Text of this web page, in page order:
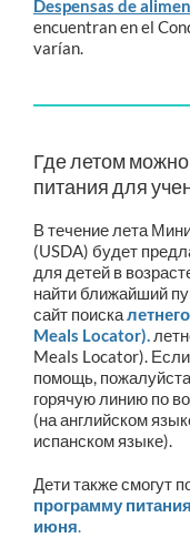
Despensas de
encuentran en el
varían.
Где летом
питания для
В течение лета
(USDA) будет
для детей в
найти ближайший
сайт поиска
Meals Locator).
Meals Locator).
помощь,
горячую линию по
(на английском
испанском языке).
Дети также смогут
программу
июня.